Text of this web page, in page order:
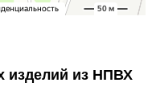
изделий из НПВХ